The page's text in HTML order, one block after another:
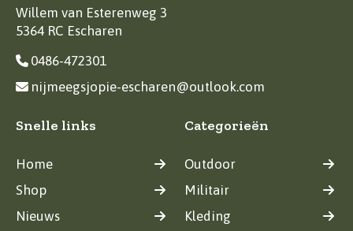
Willem van Esterenweg 3
5364 RC Escharen
0486-472301
nijmeegsjopie-escharen@outlook.com
Snelle links
Home
Shop
Nieuws
Categorieën
Outdoor
Militair
Kleding